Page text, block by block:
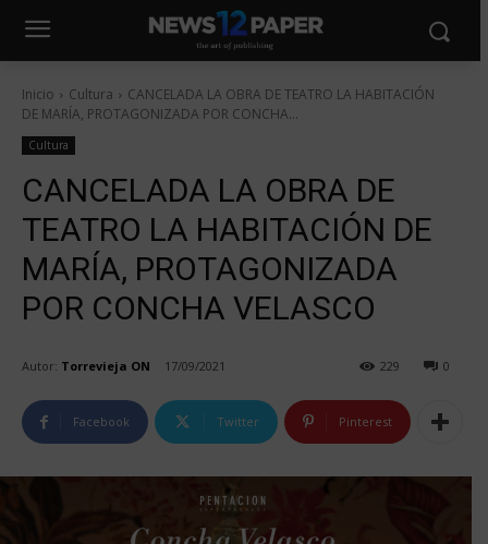
Inicio Cultura
CANCELADA LA OBRA DE TEATRO LA HABITACIÓN
DE MARÍA, PROTAGONIZADA POR CONCHA...
Cultura
CANCELADA LA OBRA DE
TEATRO LA HABITACIÓN DE
MARÍA, PROTAGONIZADA
POR CONCHA VELASCO
Autor: Torrevieja ON 17/09/2021 0
229
Facebook Twitter Pinterest